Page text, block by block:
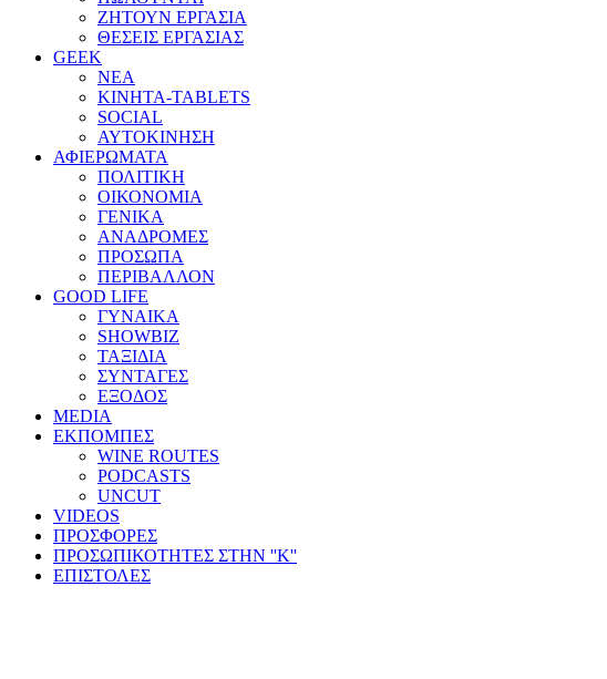
ΖΗΤΟΥΝ ΕΡΓΑΣΙΑ
ΘΕΣΕΙΣ ΕΡΓΑΣΙΑΣ
GEEK
ΝΕΑ
ΚΙΝΗΤΑ-TABLETS
SOCIAL
ΑΥΤΟΚΙΝΗΣΗ
ΑΦΙΕΡΩΜΑΤΑ
ΠΟΛΙΤΙΚΗ
ΟΙΚΟΝΟΜΙΑ
ΓΕΝΙΚΑ
ΑΝΑΔΡΟΜΕΣ
ΠΡΟΣΩΠΑ
ΠΕΡΙΒΑΛΛΟΝ
GOOD LIFE
ΓΥΝΑΙΚΑ
SHOWBIZ
ΤΑΞΙΔΙΑ
ΣΥΝΤΑΓΕΣ
ΕΞΟΔΟΣ
MEDIA
ΕΚΠΟΜΠΕΣ
WINE ROUTES
PODCASTS
UNCUT
VIDEOS
ΠΡΟΣΦΟΡΕΣ
ΠΡΟΣΩΠΙΚΟΤΗΤΕΣ ΣΤΗΝ ''Κ''
ΕΠΙΣΤΟΛΕΣ